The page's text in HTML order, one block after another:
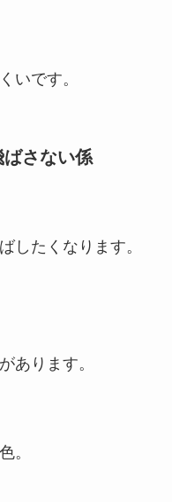
いです。
さない係
したくなります。
あります。
。